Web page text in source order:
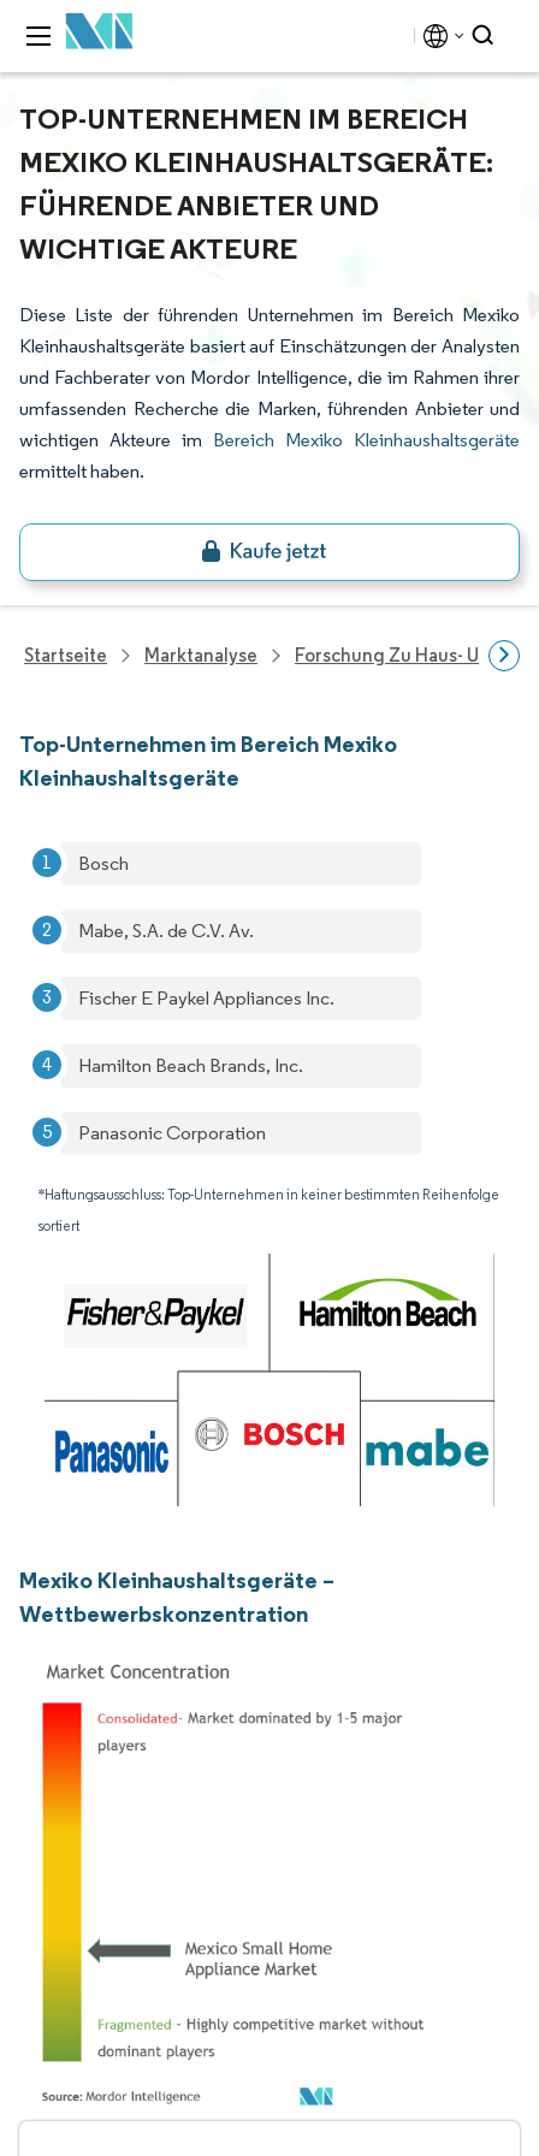
TOP-UNTERNEHMEN IM BEREICH
MEXIKO KLEINHAUSHALTSGERÄTE:
FÜHRENDE ANBIETER UND
WICHTIGE AKTEURE
Diese Liste der führenden Unternehmen im Bereich Mexiko
Kleinhaushaltsgeräte basiert auf Einschätzungen der Analysten
und Fachberater von Mordor Intelligence, die im Rahmen ihrer
umfassenden Recherche die Marken, führenden Anbieter und
wichtigen Akteure im Bereich Mexiko Kleinhaushaltsgeräte
ermittelt haben.
Startseite Marktanalyse Forschung Zu Haus- Und
Top-Unternehmen im Bereich Mexiko
Kleinhaushaltsgeräte
Bosch
Mabe, S.A. de C.V. Av.
Fischer E Paykel Appliances Inc.
Hamilton Beach Brands, Inc.
Panasonic Corporation
*Haftungsausschluss: Top-Unternehmen in keiner bestimmten Reihenfolge
sortiert
Mexiko Kleinhaushaltsgeräte –
Wettbewerbskonzentration